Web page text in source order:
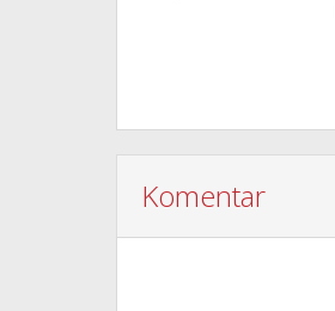
Komentar